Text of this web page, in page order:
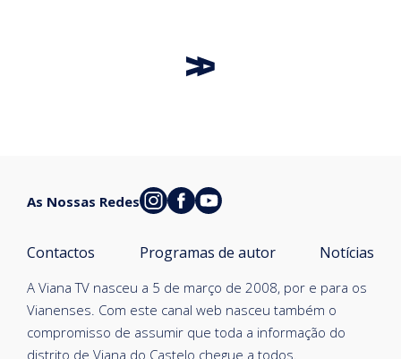
A Viana TV nasceu a 5 de março de 2008, por e para os
Vianenses. Com este canal web nasceu também o
compromisso de assumir que toda a informação do
distrito de Viana do Castelo chegue a todos.
Contactos Programas de autor Notícias
As Nossas Redes